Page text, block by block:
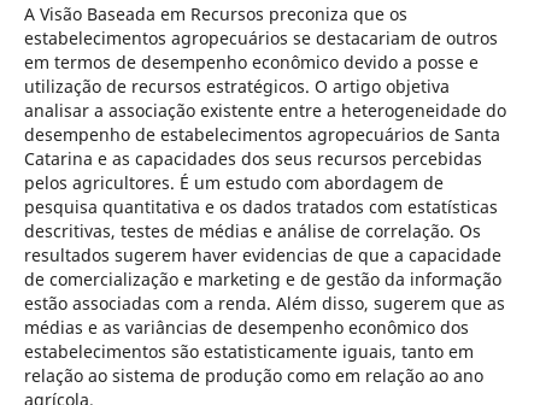
A Visão Baseada em Recursos preconiza que os
estabelecimentos agropecuários se destacariam de outros
em termos de desempenho econômico devido a posse e
utilização de recursos estratégicos. O artigo objetiva
analisar a associação existente entre a heterogeneidade do
desempenho de estabelecimentos agropecuários de Santa
Catarina e as capacidades dos seus recursos percebidas
pelos agricultores. É um estudo com abordagem de
pesquisa quantitativa e os dados tratados com estatísticas
descritivas, testes de médias e análise de correlação. Os
resultados sugerem haver evidencias de que a capacidade
de comercialização e marketing e de gestão da informação
estão associadas com a renda. Além disso, sugerem que as
médias e as variâncias de desempenho econômico dos
estabelecimentos são estatisticamente iguais, tanto em
relação ao sistema de produção como em relação ao ano
agrícola.